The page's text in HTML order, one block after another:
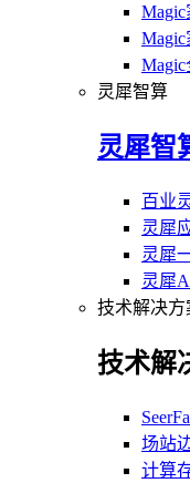
灵犀智算
灵犀智
百业
灵犀
灵犀
灵犀
技术解决方
技术解
场站
计算